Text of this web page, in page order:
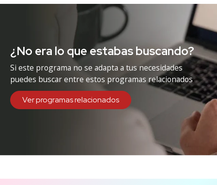
¿No era lo que estabas buscando?
Si este programa no se adapta a tus necesidades
puedes buscar entre estos programas relacionados
Ver programas relacionados